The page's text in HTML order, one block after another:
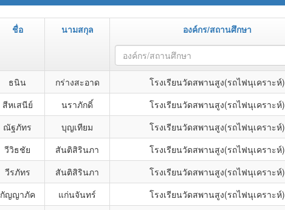
ชื่อ นามสกุล องค์กร/สถานศึกษา
องค์กร/สถานศึกษา
ธนิน กร่างสะอาด โรงเรียนวัดสพานสูง(รถไฟนุเคราะห์)
สีหเสนีย์ นราภักดิ์ โรงเรียนวัดสพานสูง(รถไฟนุเคราะห์)
ณัฐภัทร บุญเทียม โรงเรียนวัดสพานสูง(รถไฟนุเคราะห์)
วีวิธชัย สันติสิรินภา โรงเรียนวัดสพานสูง(รถไฟนุเคราะห์)
วีรภัทร สันติสิรินภา โรงเรียนวัดสพานสูง(รถไฟนุเคราะห์)
กัญญาภัค แก่นจันทร์ โรงเรียนวัดสพานสูง(รถไฟนุเคราะห์)